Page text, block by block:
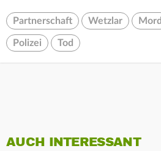
Partnerschaft Wetzlar Mord
Polizei Tod
AUCH INTERESSANT